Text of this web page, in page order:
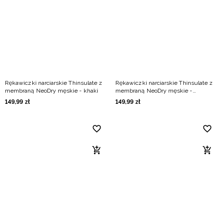
Rękawiczki narciarskie Thinsulate z
membraną NeoDry męskie - khaki
149,99 zł
Rękawiczki narciarskie Thinsulate z
membraną NeoDry męskie -
granatowe
149,99 zł